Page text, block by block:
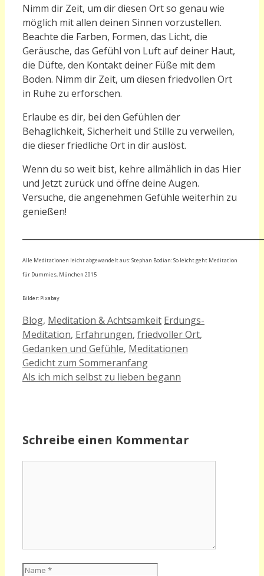
Nimm dir Zeit, um dir diesen Ort so genau wie
möglich mit allen deinen Sinnen vorzustellen.
Beachte die Farben, Formen, das Licht, die
Geräusche, das Gefühl von Luft auf deiner Haut,
die Düfte, den Kontakt deiner Füße mit dem
Boden. Nimm dir Zeit, um diesen friedvollen Ort
in Ruhe zu erforschen.
Erlaube es dir, bei den Gefühlen der
Behaglichkeit, Sicherheit und Stille zu verweilen,
die dieser friedliche Ort in dir auslöst.
Wenn du so weit bist, kehre allmählich in das Hier
und Jetzt zurück und öffne deine Augen.
Versuche, die angenehmen Gefühle weiterhin zu
genießen!
Alle Meditationen leicht abgewandelt aus: Stephan Bodian: So leicht geht Meditation
für Dummies, München 2015
Bilder: Pixabay
Kategorien
Blog, Meditation & Achtsamkeit Schlagwörter
Erdungs-
Meditation, Erfahrungen, friedvoller Ort,
Gedanken und Gefühle, Meditationen
Gedicht zum Sommeranfang
Als ich mich selbst zu lieben begann
Schreibe einen Kommentar
Name